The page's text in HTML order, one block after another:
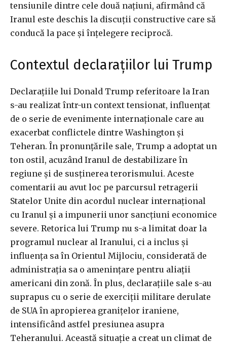
tensiunile dintre cele două națiuni, afirmând că
Iranul este deschis la discuții constructive care să
conducă la pace și înțelegere reciprocă.
Contextul declarațiilor lui Trump
Declarațiile lui Donald Trump referitoare la Iran
s-au realizat într-un context tensionat, influențat
de o serie de evenimente internaționale care au
exacerbat conflictele dintre Washington și
Teheran. În pronunțările sale, Trump a adoptat un
ton ostil, acuzând Iranul de destabilizare în
regiune și de susținerea terorismului. Aceste
comentarii au avut loc pe parcursul retragerii
Statelor Unite din acordul nuclear internațional
cu Iranul și a impunerii unor sancțiuni economice
severe. Retorica lui Trump nu s-a limitat doar la
programul nuclear al Iranului, ci a inclus și
influența sa în Orientul Mijlociu, considerată de
administrația sa o amenințare pentru aliații
americani din zonă. În plus, declarațiile sale s-au
suprapus cu o serie de exerciții militare derulate
de SUA în apropierea granițelor iraniene,
intensificând astfel presiunea asupra
Teheranului. Această situație a creat un climat de